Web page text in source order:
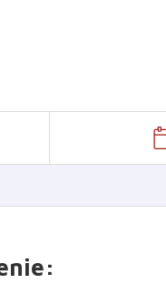
: